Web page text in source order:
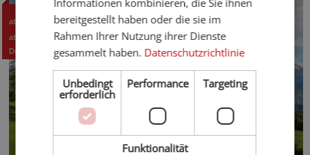
ab 140,- CHF
ab 150,- EUR
Details +
Informationen kombinieren, die Sie ihnen
bereitgestellt haben oder die sie im
Rahmen Ihrer Nutzung ihrer Dienste
gesammelt haben. Datenschutzrichtlinie
Unbedingt
erforderlich
Performance Targeting
Funktionalität